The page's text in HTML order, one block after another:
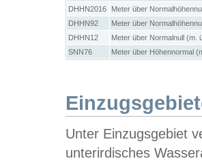
DHHN2016
Meter über
DHHN92
Meter über
DHHN12
Meter über Normalnull (m.
SNN76
Meter über Höhennormal
Unter Einzugsgebiet
unterirdisches